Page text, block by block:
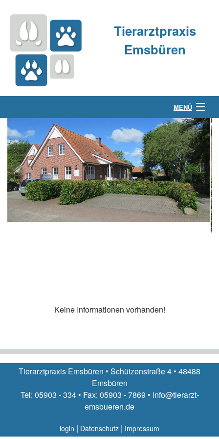
Tierarztpraxis
Emsbüren
MENÜ
Über uns
Kleintierpraxis
Großtierpraxis
Kontakt & Anfahrt
Keine Informationen vorhanden!
Tierarztpraxis Emsbüren • Schützenstraße 4 • 48488
Emsbüren
Tel: 05903 - 334 • Fax: 05903 - 7869 • info@tierarzt-
emsbueren.de
login | Datenschutz | Impressum